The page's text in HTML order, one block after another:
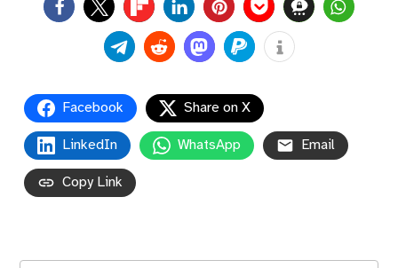
0
Facebook Share on X
LinkedIn WhatsApp Email
Copy Link